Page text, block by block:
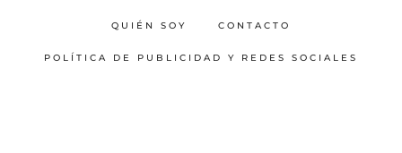
QUIÉN SOY CONTACTO
POLÍTICA DE PUBLICIDAD Y REDES SOCIALES